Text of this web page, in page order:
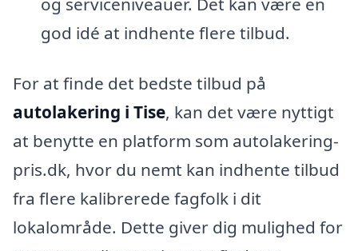
god idé at indhente flere tilbud.
For at finde det bedste tilbud på
autolakering i Tise, kan det være nyttigt
at benytte en platform som autolakering-
pris.dk, hvor du nemt kan indhente tilbud
fra flere kalibrerede fagfolk i dit
lokalområde. Dette giver dig mulighed for